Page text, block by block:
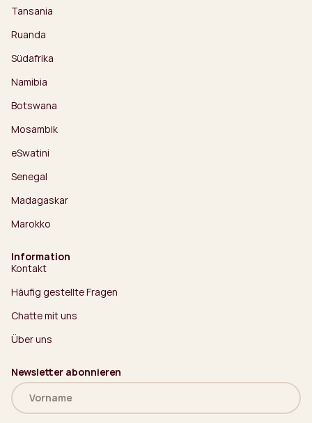
Tansania
Ruanda
Südafrika
Namibia
Botswana
Mosambik
eSwatini
Senegal
Madagaskar
Marokko
Information
Kontakt
Häufig gestellte Fragen
Chatte mit uns
Über uns
Newsletter abonnieren
Name
(erforderlich)